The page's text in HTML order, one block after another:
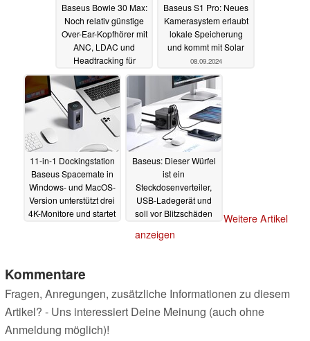
Baseus Bowie 30 Max:
Noch relativ günstige
Over-Ear-Kopfhörer mit
ANC, LDAC und
Headtracking für
Spatial Audio14.09.2024
Baseus S1 Pro: Neues
Kamerasystem erlaubt
lokale Speicherung
und kommt mit Solar
08.09.2024
11-in-1 Dockingstation
Baseus Spacemate in
Windows- und MacOS-
Version unterstützt drei
4K-Monitore und startet
Baseus: Dieser Würfel
ist ein
Steckdosenverteiler,
USB-Ladegerät und
soll vor Blitzschäden
Weitere Artikel
anzeigen
Kommentare
Fragen, Anregungen, zusätzliche Informationen zu diesem
Artikel? - Uns interessiert Deine Meinung (auch ohne
Anmeldung möglich)!